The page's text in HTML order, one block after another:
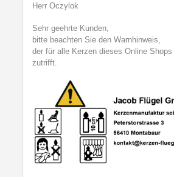
Herr Oczylok
Sehr geehrte Kunden,
bitte beachten Sie den Warnhinweis,
der für alle Kerzen dieses Online Shops
zutrifft.